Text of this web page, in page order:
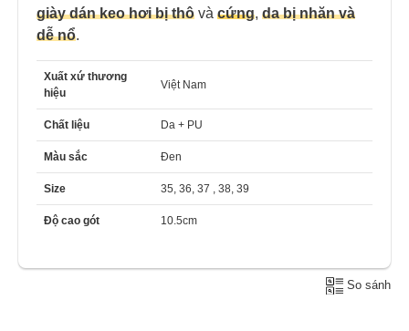
giày dán keo hơi bị thô và cứng, da bị nhăn và
dễ nổ.
Xuất xứ thương
hiệu
Việt Nam
Chất liệu Da + PU
Màu sắc Đen
Size 35, 36, 37 , 38, 39
Độ cao gót 10.5cm
So sánh